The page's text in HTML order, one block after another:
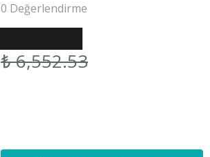
0 Değerlendirme
₺ 6,552.53